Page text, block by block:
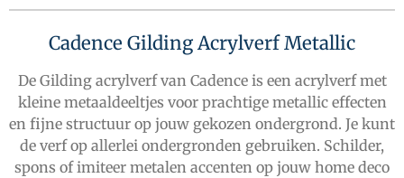
Cadence Gilding Acrylverf Metallic
De Gilding acrylverf van Cadence is een acrylverf met
kleine metaaldeeltjes voor prachtige metallic effecten
en fijne structuur op jouw gekozen ondergrond. Je kunt
de verf op allerlei ondergronden gebruiken. Schilder,
spons of imiteer metalen accenten op jouw home deco